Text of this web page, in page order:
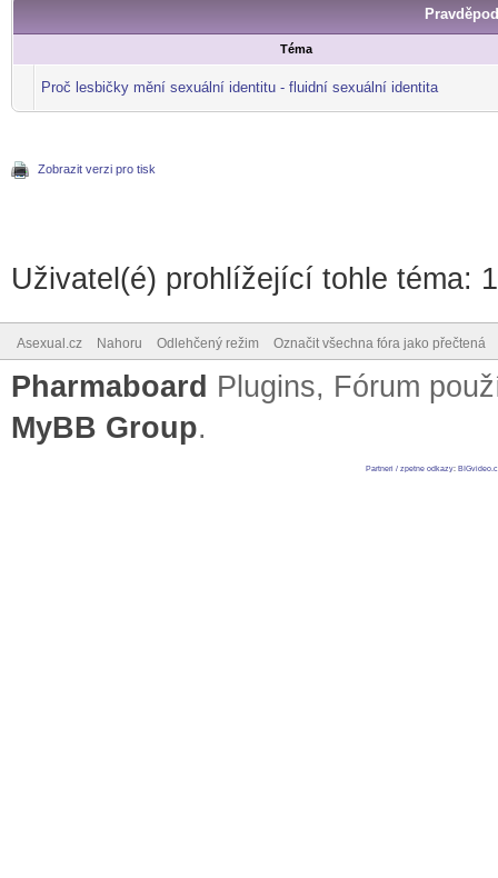
Téma
Proč lesbičky mění sexuální identitu - fluidní sexuální identita
Zobrazit verzi pro tisk
Uživatel(é) prohlížející tohle téma:
Asexual.cz Nahoru Odlehčený režim Označit všechna fóra jako přečtená
Pharmaboard Plugins, Fórum
MyBB Group.
Partneri / zpetne odkazy: